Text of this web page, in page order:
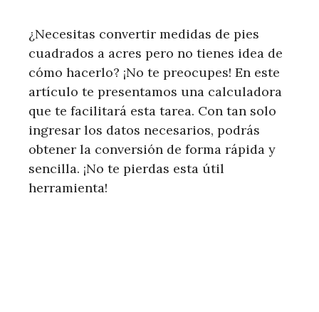
¿Necesitas convertir medidas de pies
cuadrados a acres pero no tienes idea de
cómo hacerlo? ¡No te preocupes! En este
artículo te presentamos una calculadora
que te facilitará esta tarea. Con tan solo
ingresar los datos necesarios, podrás
obtener la conversión de forma rápida y
sencilla. ¡No te pierdas esta útil
herramienta!